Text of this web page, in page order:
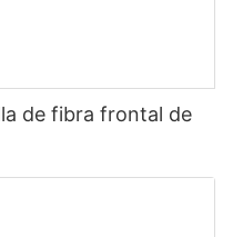
de fibra frontal de